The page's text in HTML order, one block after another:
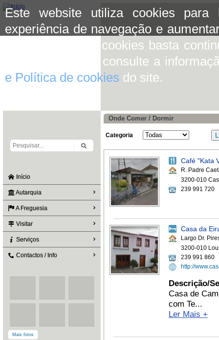
Este website utiliza cookies para
experiência de navegação e
aceitar o uso de cookies basta
mais informação consulte a
e Política de cookies do site.
Início
Autarquia
A Freguesia
Visitar
Serviços
Contactos / Info
Mais fotos
Onde Comer / Dormir
Categoria
Café "Kata
R. Padre
3200-010
239 991 720
Casa da
Largo Dr.
3200-010
239 991 860
http://
Descrição/
Casa de
com Te...
Ler Mais +